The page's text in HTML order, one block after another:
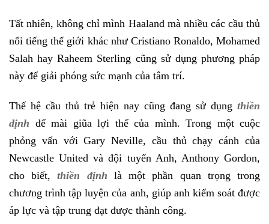
Tất nhiên, không chỉ mình Haaland mà nhiều các cầu thủ
nổi tiếng thế giới khác như Cristiano Ronaldo, Mohamed
Salah hay Raheem Sterling cũng sử dụng phương pháp
này để giải phóng sức mạnh của tâm trí.
Thế hệ cầu thủ trẻ hiện nay cũng đang sử dụng thiền
định để mài giũa lợi thế của mình. Trong một cuộc
phỏng vấn với Gary Neville, cầu thủ chạy cánh của
Newcastle United và đội tuyển Anh, Anthony Gordon,
cho biết,thiền định là một phần quan trọng trong
chương trình tập luyện của anh, giúp anh kiểm soát được
áp lực và tập trung đạt được thành công.